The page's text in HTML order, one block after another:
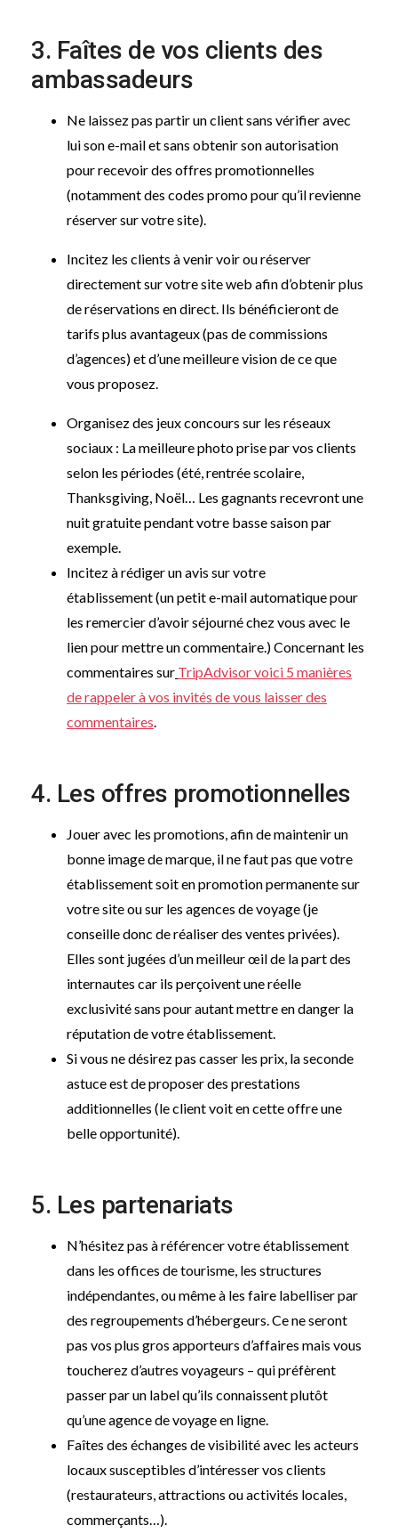
3. Faîtes de vos clients des
ambassadeurs
Ne laissez pas partir un client sans vérifier avec
lui son e-mail et sans obtenir son autorisation
pour recevoir des offres promotionnelles
(notamment des codes promo pour qu’il revienne
réserver sur votre site).
Incitez les clients à venir voir ou réserver
directement sur votre site web afin d’obtenir plus
de réservations en direct. Ils bénéficieront de
tarifs plus avantageux (pas de commissions
d’agences) et d’une meilleure vision de ce que
vous proposez.
Organisez des jeux concours sur les réseaux
sociaux : La meilleure photo prise par vos clients
selon les périodes (été, rentrée scolaire,
Thanksgiving, Noël… Les gagnants recevront une
nuit gratuite pendant votre basse saison par
exemple.
Incitez à rédiger un avis sur votre
établissement (un petit e-mail automatique pour
les remercier d’avoir séjourné chez vous avec le
lien pour mettre un commentaire.) Concernant les
commentaires sur TripAdvisor voici 5 manières
de rappeler à vos invités de vous laisser des
commentaires.
4. Les offres promotionnelles
Jouer avec les promotions, afin de maintenir un
bonne image de marque, il ne faut pas que votre
établissement soit en promotion permanente sur
votre site ou sur les agences de voyage (je
conseille donc de réaliser des ventes privées).
Elles sont jugées d’un meilleur œil de la part des
internautes car ils perçoivent une réelle
exclusivité sans pour autant mettre en danger la
réputation de votre établissement.
Si vous ne désirez pas casser les prix, la seconde
astuce est de proposer des prestations
additionnelles (le client voit en cette offre une
belle opportunité).
5. Les partenariats
N’hésitez pas à référencer votre établissement
dans les offices de tourisme, les structures
indépendantes, ou même à les faire labelliser par
des regroupements d’hébergeurs. Ce ne seront
pas vos plus gros apporteurs d’affaires mais vous
toucherez d’autres voyageurs – qui préfèrent
passer par un label qu’ils connaissent plutôt
qu’une agence de voyage en ligne.
Faîtes des échanges de visibilité avec les acteurs
locaux susceptibles d’intéresser vos clients
(restaurateurs, attractions ou activités locales,
commerçants…).